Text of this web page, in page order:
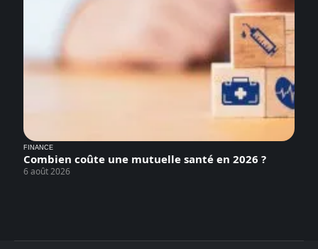
FINANCE
Combien coûte une mutuelle santé en 2026 ?
6 août 2026